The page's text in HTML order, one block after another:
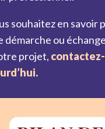
souhaitez en savoir
démarche ou
projet,